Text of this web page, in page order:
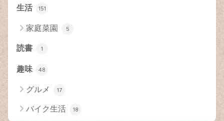
生活 151
家庭菜園 5
読書 1
趣味 48
グルメ 17
バイク生活 18